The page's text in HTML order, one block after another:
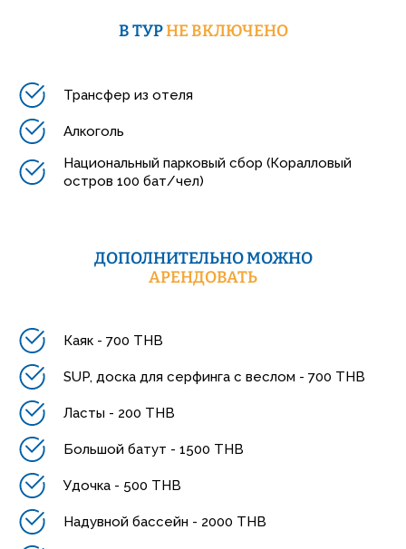
В ТУРНЕ ВКЛЮЧЕНО
Трансфер из отеля
Алкоголь
Национальный парковый сбор (Коралловый
остров 100 бат/чел)
ДОПОЛНИТЕЛЬНО МОЖНО
АРЕНДОВАТЬ
Каяк - 700 THB
SUP, доска для серфинга с веслом - 700 THB
Ласты - 200 THB
Большой батут - 1500 THB
Удочка - 500 THB
Надувной бассейн - 2000 THB